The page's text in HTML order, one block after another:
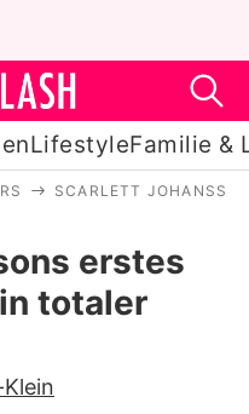
LifestyleFamilie &
SCARLETT
erstes
totaler